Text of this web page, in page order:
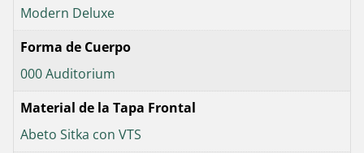
Modern Deluxe
Forma de Cuerpo
000 Auditorium
Material de la Tapa Frontal
Abeto Sitka con VTS